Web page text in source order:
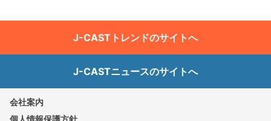
J-CASTトレンドのサイトへ
J-CASTニュースのサイトへ
会社案内
個人情報保護方針